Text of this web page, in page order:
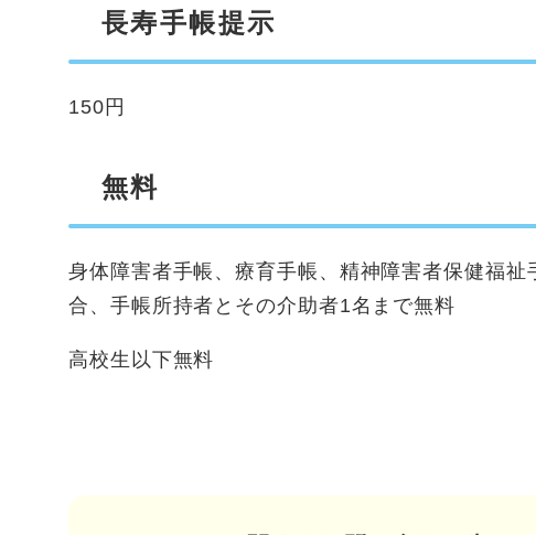
長寿手帳提示
150円
無料
身体障害者手帳、療育手帳、精神障害者保健福
合、手帳所持者とその介助者1名まで無料
高校生以下無料